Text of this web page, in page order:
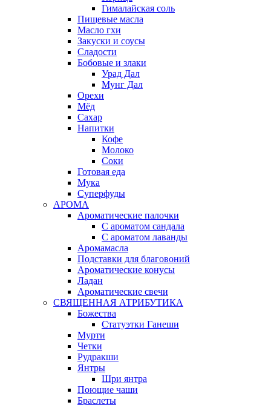
Гималайская соль
Пищевые масла
Масло гхи
Закуски и соусы
Сладости
Бобовые и злаки
Урад Дал
Мунг Дал
Орехи
Мёд
Сахар
Напитки
Кофе
Молоко
Соки
Готовая еда
Мука
Суперфуды
АРОМА
Ароматические палочки
С ароматом сандала
С ароматом лаванды
Аромамасла
Подставки для благовоний
Ароматические конусы
Ладан
Ароматические свечи
СВЯЩЕННАЯ АТРИБУТИКА
Божества
Статуэтки Ганеши
Мурти
Четки
Рудракши
Янтры
Шри янтра
Поющие чаши
Браслеты